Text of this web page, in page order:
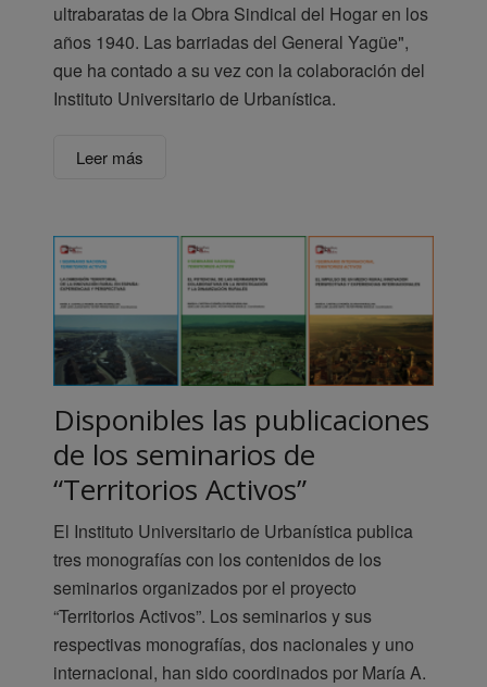
ultrabaratas de la Obra Sindical del Hogar en los
años 1940. Las barriadas del General Yagüe",
que ha contado a su vez con la colaboración del
Instituto Universitario de Urbanística.
Leer más
Disponibles las publicaciones
de los seminarios de
“Territorios Activos”
El Instituto Universitario de Urbanística publica
tres monografías con los contenidos de los
seminarios organizados por el proyecto
“Territorios Activos”. Los seminarios y sus
respectivas monografías, dos nacionales y uno
internacional, han sido coordinados por María A.